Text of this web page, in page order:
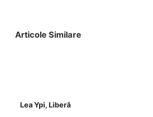
Articole Similare
Lea Ypi, Liberă